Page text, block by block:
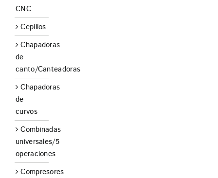
CNC
Cepillos
Chapadoras
de
canto/Canteadoras
Chapadoras
de
curvos
Combinadas
universales/5
operaciones
Compresores